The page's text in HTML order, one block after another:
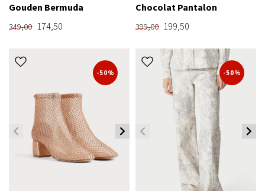
Gouden Bermuda
349,00 174,50
Chocolat Pantalon
399,00 199,50
-50% -50%